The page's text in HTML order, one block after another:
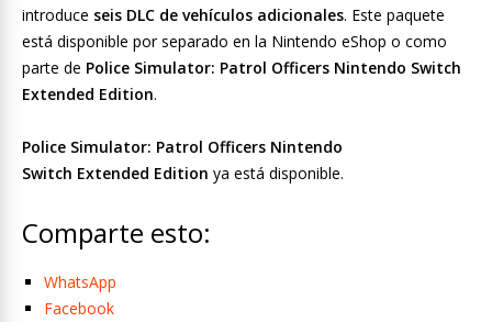
introduce seis DLC de vehículos adicionales. Este paquete
está disponible por separado en la Nintendo eShop o como
parte de Police Simulator: Patrol Officers Nintendo Switch
Extended Edition.
Police Simulator: Patrol Officers Nintendo
Switch Extended Edition ya está disponible.
Comparte esto:
WhatsApp
Facebook